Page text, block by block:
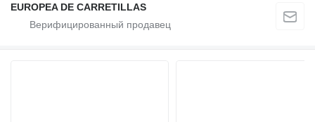
EUROPEA DE CARRETILLAS